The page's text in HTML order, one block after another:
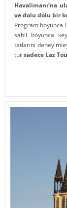
Havalimanı’na
ve dolu dolu bir
Program boyunca
sahil boyunca
tatlarını
tursadece Laz